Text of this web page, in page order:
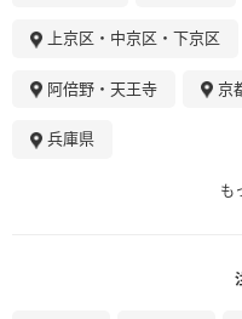
上京区・中京区・下京区
阿倍野・天王寺 京
兵庫県
も